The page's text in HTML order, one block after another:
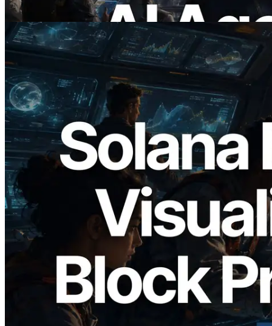
Leer este artículo
2026.05.24
Validators Solutions lanza el Solana Block
Analyzer — Visualización del tiempo de
producción de bloque por slot y del
Validador asignado
Leer este artículo